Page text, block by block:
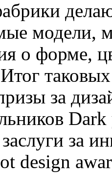
модели,
о форме,
за
за
design